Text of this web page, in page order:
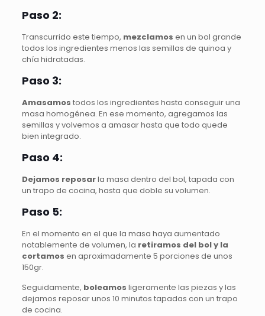
Paso 2:
Transcurrido este tiempo, mezclamos en un bol grande
todos los ingredientes menos las semillas de quinoa y
chía hidratadas.
Paso 3:
Amasamos todos los ingredientes hasta conseguir una
masa homogénea. En ese momento, agregamos las
semillas y volvemos a amasar hasta que todo quede
bien integrado.
Paso 4:
Dejamos reposarla masa dentro del bol, tapada con
un trapo de cocina, hasta que doble su volumen.
Paso 5:
En el momento en el que la masa haya aumentado
notablemente de volumen, la retiramos del bol y la
cortamos en aproximadamente 5 porciones de unos
150gr.
Seguidamente, boleamos ligeramente las piezas y las
dejamos reposar unos 10 minutos tapadas con un trapo
de cocina.